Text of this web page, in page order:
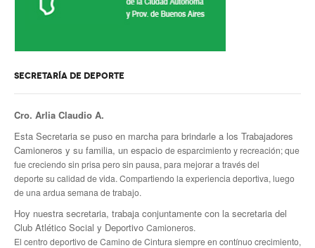
Camioneritos
Salarios
Escalas salariales
Escalas desde 1969
Acuerdos y homolog.
Acuerdos empresa
Planilla de km
SECRETARÍA DE DEPORTE
Cro. Arlia Claudio A.
Esta Secretaria se puso en marcha para brindarle a los Trabajadores
Camioneros y su familia, un espacio de esparcimiento y recreación; que
fue creciendo sin prisa pero sin pausa, para mejorar a través del
deportesu calidad de vida. Compartiendo la experiencia deportiva, luego
de una ardua semana de trabajo.
Hoy nuestra secretaria, trabaja conjuntamente con la secretaria del
Club Atlético Social y Deportivo Camioneros.
El centro deportivo de Camino de Cintura siempre en contínuo crecimiento,